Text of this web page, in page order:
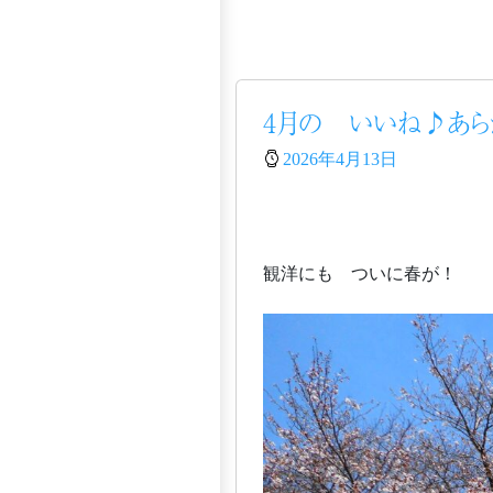
4月の いいね♪あら
2026年4月13日
観洋にも ついに春が！